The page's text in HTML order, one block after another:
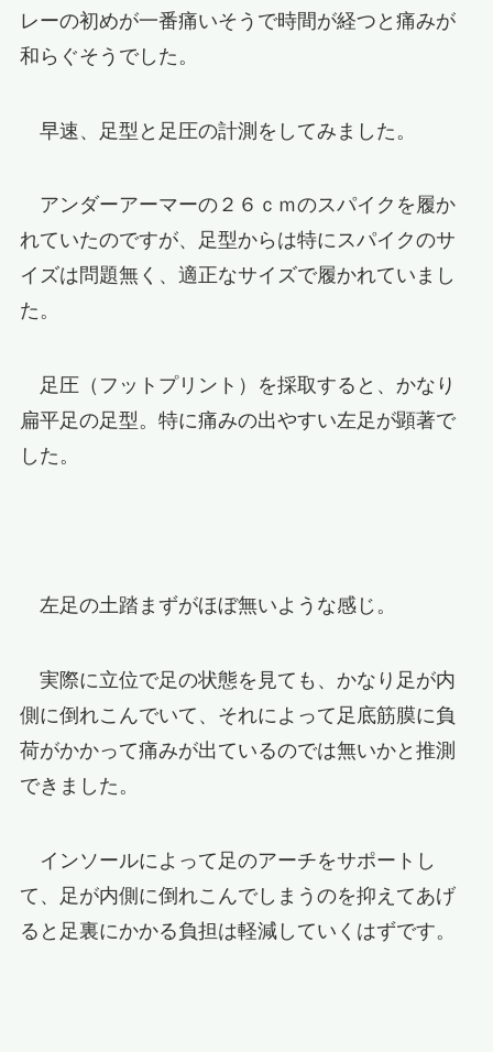
レーの初めが一番痛いそうで時間が経つと痛みが
和らぐそうでした。
早速、足型と足圧の計測をしてみました。
アンダーアーマーの２６ｃｍのスパイクを履か
れていたのですが、足型からは特にスパイクのサ
イズは問題無く、適正なサイズで履かれていまし
た。
足圧（フットプリント）を採取すると、かなり
扁平足の足型。特に痛みの出やすい左足が顕著で
した。
左足の土踏まずがほぼ無いような感じ。
実際に立位で足の状態を見ても、かなり足が内
側に倒れこんでいて、それによって足底筋膜に負
荷がかかって痛みが出ているのでは無いかと推測
できました。
インソールによって足のアーチをサポートし
て、足が内側に倒れこんでしまうのを抑えてあげ
ると足裏にかかる負担は軽減していくはずです。